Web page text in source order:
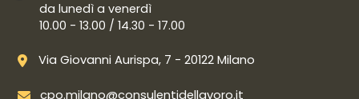
da lunedì a venerdì
10.00 - 13.00 / 14.30 - 17.00
Via Giovanni Aurispa, 7 - 20122 Milano
cpo.milano@consulentidellavoro.it